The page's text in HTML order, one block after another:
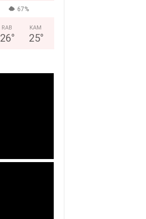
67%
RAB
26°
KAM
25°